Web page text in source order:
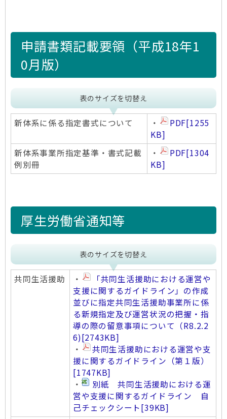
申請書類記載要領（平成18年1
0月版）
表のサイズを切替え
新体系に係る指定書式について ・ PDF[1255
KB]
新体系事業所指定基準・書式記載
例別冊
・ PDF[1304
KB]
厚生労働省通知等
表のサイズを切替え
共同生活援助 ・
「共同生活援助における運営や
支援に関するガイドライン」の作成
並びに指定共同生活援助事業所に係
る新規指定及び運営状況の把握・指
導の際の留意事項について（R8.2.2
6)[2743KB]
・
共同生活援助における運営や支
援に関するガイドライン（第１版）
[1747KB]
・
別紙 共同生活援助における運
営や支援に関するガイドライン 自
己チェックシート[39KB]